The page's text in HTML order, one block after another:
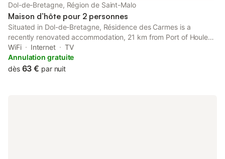
Dol-de-Bretagne, Région de Saint-Malo
Maison d’hôte pour 2 personnes
Situated in Dol-de-Bretagne, Résidence des Carmes is a
recently renovated accommodation, 21 km from Port of Houle
and 25 km from The Pointe du Grouin.
WiFi Internet
TV
Annulation gratuite
dès 63 € par nuit